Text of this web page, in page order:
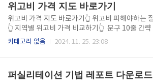
인이나 신고서..
확인하기👆 렌즈 관리 방법 & 주의사항렌즈 관리가
홀해 지면 눈 감염, 건조증 등 여러 문제가 발생할
습니다. 매일 해야 하는 렌즈 세척 방법, 렌즈 보관
본원칙, 렌즈 착용 중 주의해야 하는 행동까지 모두
인하세요! 눈 건강을 유지 하고 렌즈 수명을 늘릴 수
렌즈..
위고비 가격 지도 바로가기
위고비 가격 지도 바로가기👆 위고비 피해야하는
👆 지역별 위고비 가격 비교하기👆 문구 10줄 간략
카테고리 없음 2024. 11. 25. 23:08